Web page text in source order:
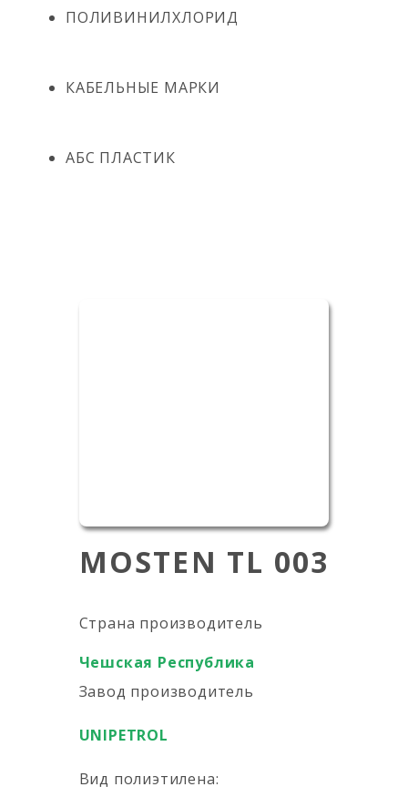
ПОЛИВИНИЛХЛОРИД
КАБЕЛЬНЫЕ МАРКИ
АБС ПЛАСТИК
MOSTEN TL 003
Страна производитель
Чешская Республика
Завод производитель
UNIPETROL
Вид полиэтилена: